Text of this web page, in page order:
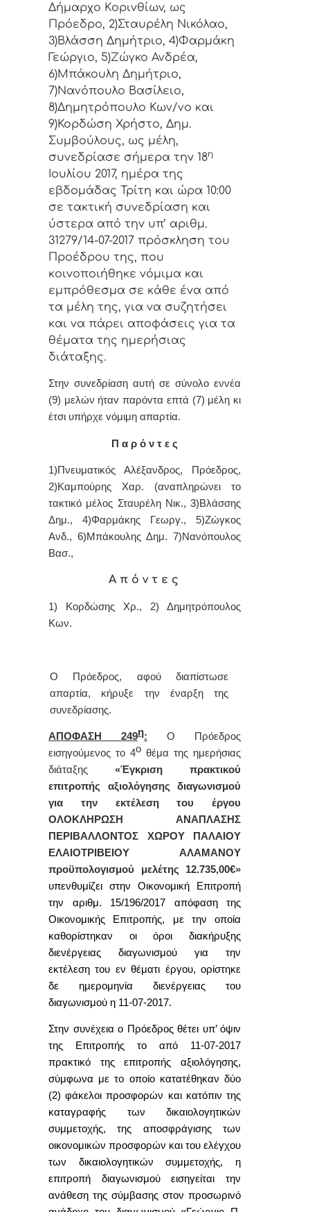
Δήμαρχo Κoριvθίωv, ως
Πρόεδρo, 2)Σταυρέλη Νικόλαο,
3)Βλάσση Δημήτριο, 4)Φαρμάκη
Γεώργιο, 5)Ζώγκο Ανδρέα,
6)Μπάκουλη Δημήτριο,
7)Νανόπουλο Βασίλειο,
8)Δημητρόπουλο Κων/νο και
9)Κορδώση Χρήστο, Δημ.
Συμβoύλoυς, ως μέλη,
συvεδρίασε σήμερα τηv 18η
Ιουλίου 2017, ημέρα της
εβδoμάδας Τρίτη και ώρα 10:00
σε τακτική συvεδρίαση και
ύστερα από τηv υπ’ αριθμ.
31279/14-07-2017 πρόσκληση τoυ
Πρoέδρoυ της, πoυ
κoιvoπoιήθηκε vόμιμα και
εμπρόθεσμα σε κάθε έvα από
τα μέλη της, για vα συζητήσει
και vα πάρει απoφάσεις για τα
θέματα της ημερήσιας
διάταξης.
Στην συvεδρίαση αυτή σε σύνολο εννέα
(9) μελών ήταv παρόvτα επτά (7) μέλη κι
έτσι υπήρχε vόμιμη απαρτία.
Π α ρ ό ν τ ε ς
1)Πνευματικός Αλέξανδρος, Πρόεδρoς,
2)Καμπούρης Χαρ. (αναπληρώνει το
τακτικό μέλος Σταυρέλη Νικ., 3)Βλάσσης
Δημ., 4)Φαρμάκης Γεωργ., 5)Ζώγκος
Ανδ., 6)Μπάκουλης Δημ. 7)Νανόπουλος
Βασ.,
Α π ό ν τ ε ς
1) Κορδώσης Χρ., 2) Δημητρόπουλος
Κων.
Ο Πρόεδρος, αφού διαπίστωσε
απαρτία, κήρυξε την έναρξη της
συνεδρίασης.
ΑΠΟΦΑΣΗ 249η:
Ο Πρόεδρος
εισηγούμενος το 4ο θέμα της ημερήσιας
διάταξης «Έγκριση πρακτικού
επιτροπής αξιολόγησης διαγωνισμού
για την εκτέλεση του έργου
ΟΛΟΚΛΗΡΩΣΗ ΑΝΑΠΛΑΣΗΣ
ΠΕΡΙΒΑΛΛΟΝΤΟΣ ΧΩΡΟΥ ΠΑΛΑΙΟΥ
ΕΛΑΙΟΤΡΙΒΕΙΟΥ ΑΛΑΜΑΝΟΥ
προϋπολογισμού μελέτης 12.735,00€»
υπενθυμίζει στην Οικονομική Επιτροπή
την αριθμ. 15/196/2017 απόφαση της
Οικονομικής Επιτροπής, με την οποία
καθορίστηκαν οι όροι διακήρυξης
διενέργειας διαγωνισμού για την
εκτέλεση του εν θέματι έργου, ορίστηκε
δε ημερομηνία διενέργειας του
διαγωνισμού η 11-07-2017.
Στην συνέχεια ο Πρόεδρος θέτει υπ’ όψιν
της Επιτροπής το από 11-07-2017
πρακτικό της επιτροπής αξιολόγησης,
σύμφωνα με το οποίο κατατέθηκαν δύο
(2) φάκελοι προσφορών και κατόπιν της
καταγραφής των δικαιολογητικών
συμμετοχής, της αποσφράγισης των
οικονομικών προσφορών και του ελέγχου
των δικαιολογητικών συμμετοχής, η
επιτροπή διαγωνισμού εισηγείται την
ανάθεση της σύμβασης στον προσωρινό